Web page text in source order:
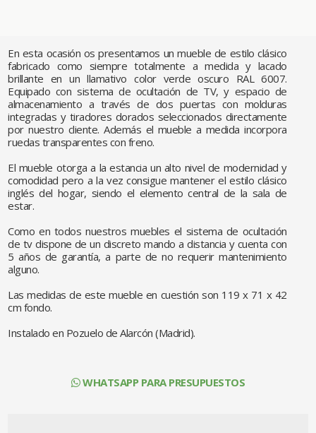
En esta ocasión os presentamos un mueble de estilo clásico
fabricado como siempre totalmente a medida y lacado
brillante en un llamativo color verde oscuro RAL 6007.
Equipado con sistema de ocultación de TV, y espacio de
almacenamiento a través de dos puertas con molduras
integradas y tiradores dorados seleccionados directamente
por nuestro cliente. Además el mueble a medida incorpora
ruedas transparentes con freno.
El mueble otorga a la estancia un alto nivel de modernidad y
comodidad pero a la vez consigue mantener el estilo clásico
inglés del hogar, siendo el elemento central de la sala de
estar.
Como en todos nuestros muebles el sistema de ocultación
de tv dispone de un discreto mando a distancia y cuenta con
5 años de garantía, a parte de no requerir mantenimiento
alguno.
Las medidas de este mueble en cuestión son 119 x 71 x 42
cm fondo.
Instalado en Pozuelo de Alarcón (Madrid).
WHATSAPP PARA PRESUPUESTOS